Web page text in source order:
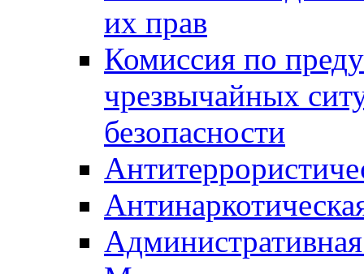
их прав
Комиссия по
чрезвычайных
безопасности